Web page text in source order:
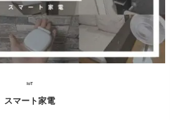
スマート家電
IoT